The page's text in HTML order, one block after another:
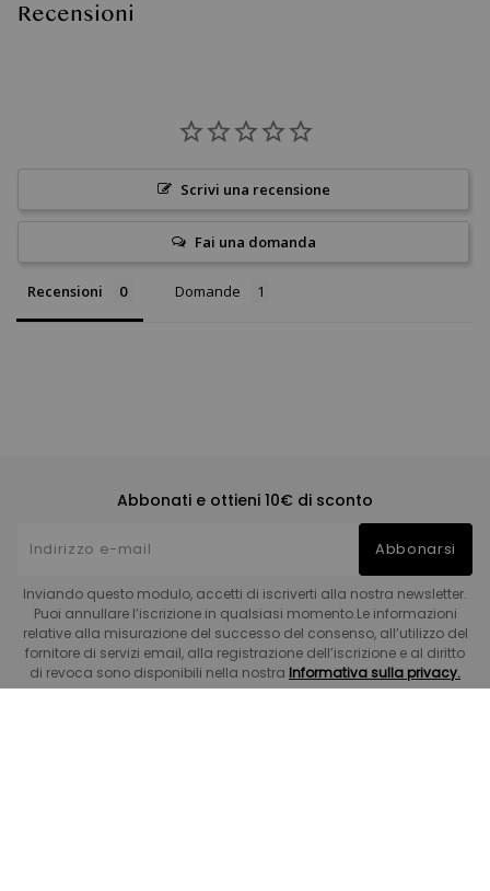
Recensioni
Scrivi una recensione
Fai una domanda
Recensioni Domande
Abbonati e ottieni 10€ di sconto
Abbonarsi
Inviando questo modulo, accetti di iscriverti alla nostra newsletter.
Puoi annullare l’iscrizione in qualsiasi momento.Le informazioni
relative alla misurazione del successo del consenso, all’utilizzo del
fornitore di servizi email, alla registrazione dell’iscrizione e al diritto
di revoca sono disponibili nella nostra Informativa sulla privacy.